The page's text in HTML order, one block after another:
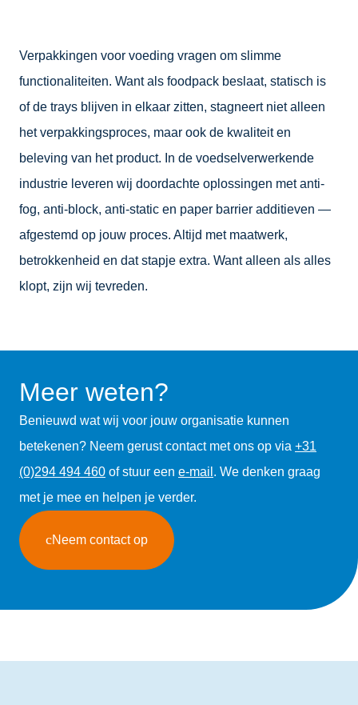
Verpakkingen voor voeding vragen om slimme
functionaliteiten. Want als foodpack beslaat, statisch is
of de trays blijven in elkaar zitten, stagneert niet alleen
het verpakkingsproces, maar ook de kwaliteit en
beleving van het product. In de voedselverwerkende
industrie leveren wij doordachte oplossingen met anti-
fog, anti-block, anti-static en paper barrier additieven —
afgestemd op jouw proces. Altijd met maatwerk,
betrokkenheid en dat stapje extra. Want alleen als alles
klopt, zijn wij tevreden.
Meer weten?
Benieuwd wat wij voor jouw organisatie kunnen
betekenen? Neem gerust contact met ons op via +31
(0)294 494 460 of stuur een e-mail . We denken graag
met je mee en helpen je verder.
Neem contact op